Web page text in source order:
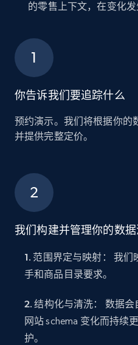
的零售上下文，在变化发
你告诉我们要追踪什么
预约演示。我们将根据你的
并提供完整定价。
我们构建并管理你的数
1. 范围界定与映射：
我们
手和商品目录要求。
2. 结构化与清洗：
数据会
网站 schema 变化而持续
护。